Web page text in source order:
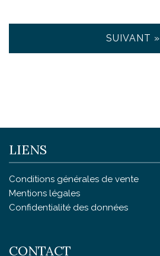
SUIVANT »
LIENS
Conditions générales de vente
Mentions légales
Confidentialité des données
CONTACT